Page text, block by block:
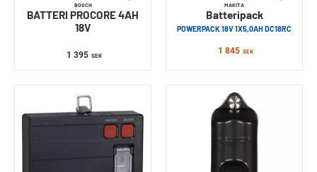
BOSCH
BATTERI PROCORE 4AH
18V
1 395 SEK
MAKITA
Batteripack
POWERPACK 18V 1X5,0AH DC18RC
1 845 SEK